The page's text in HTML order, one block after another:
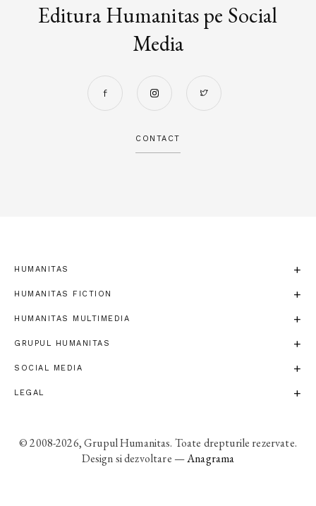
Editura Humanitas pe Social
Media
CONTACT
HUMANITAS
HUMANITAS FICTION
HUMANITAS MULTIMEDIA
GRUPUL HUMANITAS
SOCIAL MEDIA
LEGAL
© 2008-2026, Grupul Humanitas. Toate drepturile rezervate.
Design si dezvoltare —Anagrama